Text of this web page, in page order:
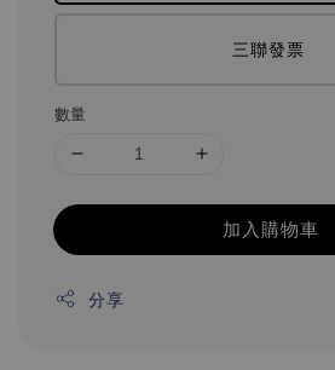
三聯發票
數量
加入購物車
分享